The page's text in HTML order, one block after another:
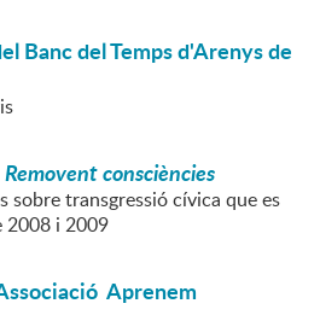
Banc del Temps d'Arenys de
Removent consciències
sobre transgressió cívica que es
2008 i 2009
Aprenem